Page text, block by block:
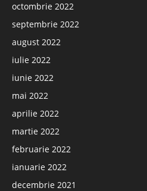
octombrie 2022
septembrie 2022
august 2022
iulie 2022
iunie 2022
mai 2022
aprilie 2022
martie 2022
februarie 2022
ianuarie 2022
decembrie 2021